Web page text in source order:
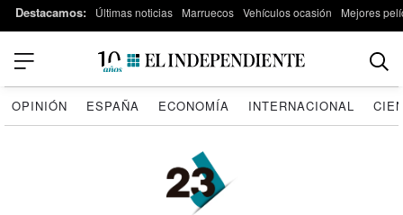
Destacamos: Últimas noticias Marruecos Vehículos ocasión Mejores
OPINIÓN ESPAÑA ECONOMÍA INTERNACIONAL